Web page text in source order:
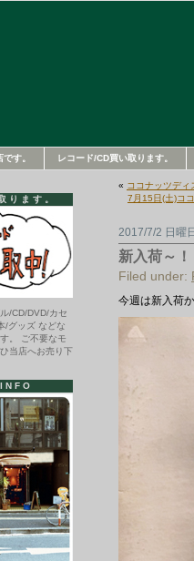
す。 レコード/CD買い取ります。
« ココナッツデ
7月15日(土)コ
2017/7/2 日曜
新入荷～！
Filed under:
今週は新入荷
ります。
/CD/DVD/カセ
/グッズ などな
。 ご不要なモ
当店へお売り下